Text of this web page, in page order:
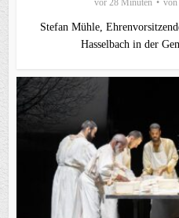
vor 28 Minuten von
Stefan Mühle,
Hasselbach in der